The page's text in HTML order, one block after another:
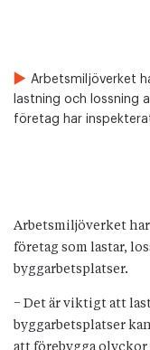
Arbetsmiljöverket
lastning och lossning
företag har
Arbetsmiljöverket
företag som lastar,
byggarbetsplatser.
− Det är viktigt att
byggarbetsplatser
att förebygga